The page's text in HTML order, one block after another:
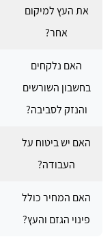
את העץ למיקום
אחר?
האם נלקחים
בחשבון השורשים
והנזק לסביבה?
האם יש ביטוח על
העבודה?
האם המחיר כולל
פינוי הגזם והעץ?